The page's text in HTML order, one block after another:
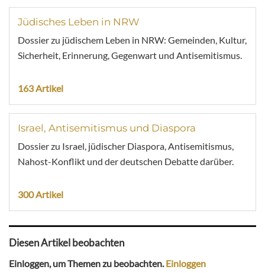
Jüdisches Leben in NRW
Dossier zu jüdischem Leben in NRW: Gemeinden, Kultur,
Sicherheit, Erinnerung, Gegenwart und Antisemitismus.
163 Artikel
Israel, Antisemitismus und Diaspora
Dossier zu Israel, jüdischer Diaspora, Antisemitismus,
Nahost-Konflikt und der deutschen Debatte darüber.
300 Artikel
Diesen Artikel beobachten
Einloggen, um Themen zu beobachten.Einloggen